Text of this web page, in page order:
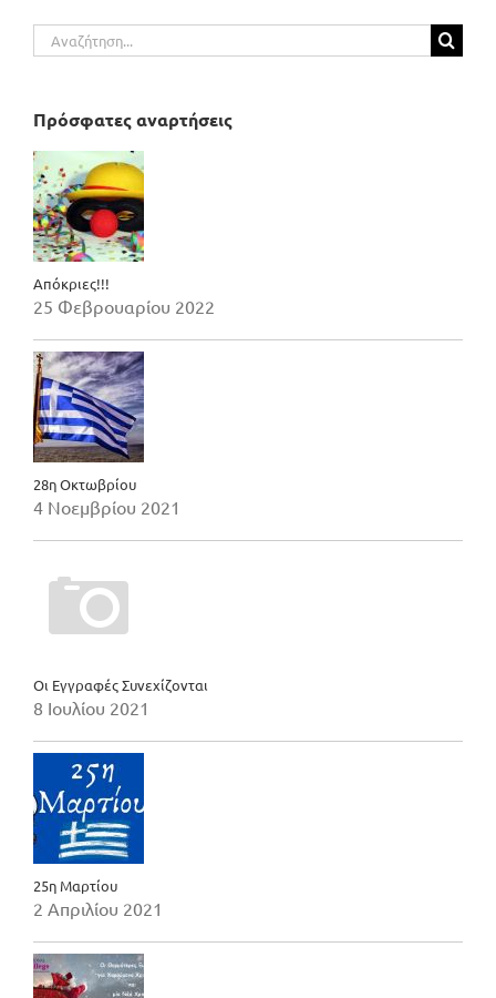
Αναζήτηση
για:
Πρόσφατες αναρτήσεις
Απόκριες!!!
25 Φεβρουαρίου 2022
28η Οκτωβρίου
4 Νοεμβρίου 2021
Οι Εγγραφές Συνεχίζονται
8 Ιουλίου 2021
25η Μαρτίου
2 Απριλίου 2021